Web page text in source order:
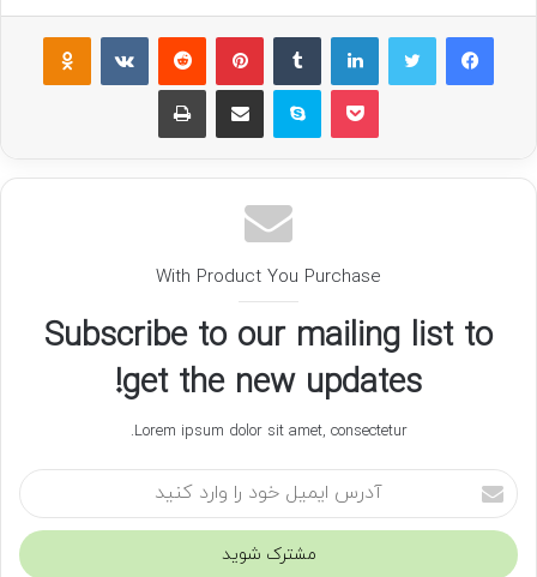
فیسبوک لینکداین پینتریست
پاکت اسکایپ چاپ
With Product You Purchase
Subscribe to our mailing list to
get the new updates!
Lorem ipsum dolor sit amet, consectetur.
آ
د
س